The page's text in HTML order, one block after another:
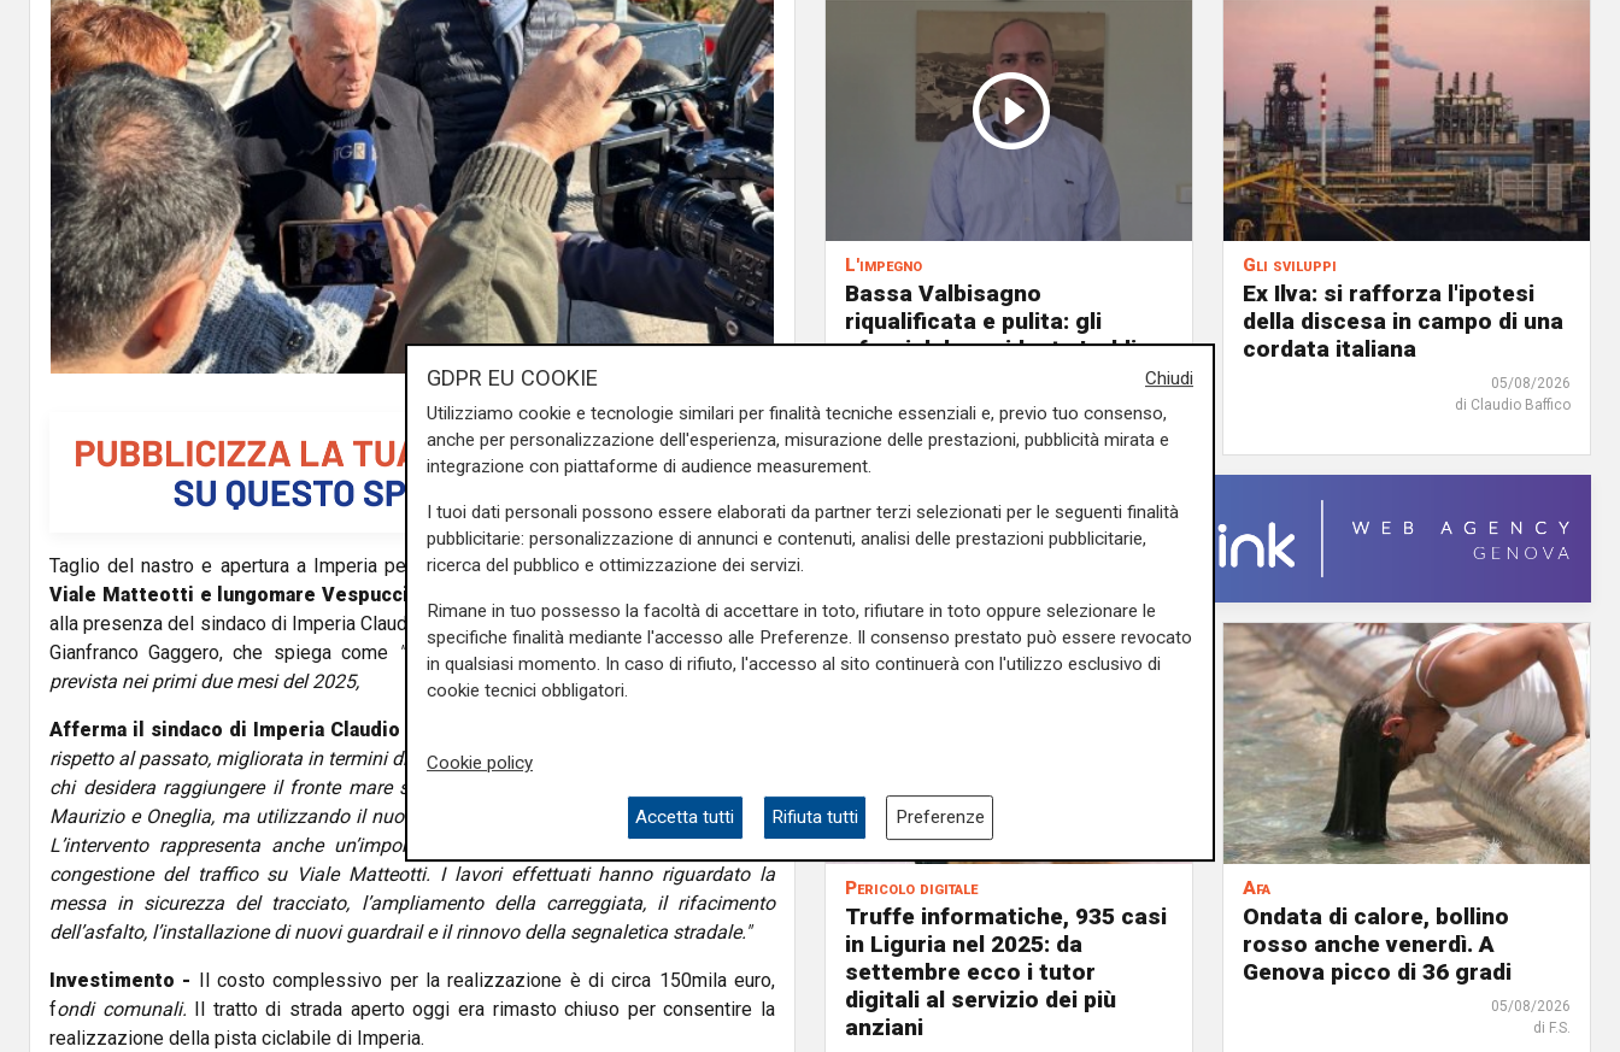
Taglio del nastro e apertura a Imperia per
la nuova bretella di collegamento tra
Viale Matteotti e lungomare Vespucci.
alla presenza del sindaco di Imperia Claudio Scajola e della'ssessore ai lavori pubblici
Gianfranco Gaggero, che spiega come"l'apertura completa della pista ciclabile è
prevista nei primi due mesi del 2025,
Afferma il sindaco di Imperia Claudio Scajola:
rispetto al passato, migliorata in termini di sicurezza e offre una valida alternativa per
chi desidera raggiungere il fronte mare senza dover transitare dagli snodi di Porto
Maurizio e Oneglia, ma utilizzando il nuovo sottopasso di Via Antica della Giustizia.
L’intervento rappresenta anche un’importante via di emergenza, utile in caso di
congestione del traffico su Viale Matteotti. I lavori effettuati hanno riguardato la
messa in sicurezza del tracciato, l’ampliamento della carreggiata, il rifacimento
dell’asfalto, l’installazione di nuovi guardrail e il rinnovo della segnaletica stradale."
Investimento - Il costo complessivo per la realizzazione è di circa 150mila euro,
fondi comunali.
Il tratto di strada aperto oggi era rimasto chiuso per consentire la
realizzazione della pista ciclabile di Imperia.
L'impegno
Bassa Valbisagno
riqualificata e pulita: gli
sforzi del presidente Ivaldi
05/08/2026
Gli sviluppi
Ex Ilva: si rafforza l'ipotesi
della discesa in campo di una
cordata italiana
05/08/2026
di Claudio Baffico
Pericolo digitale
Truffe informatiche, 935 casi
in Liguria nel 2025: da
settembre ecco i tutor
digitali al servizio dei più
anziani
Afa
Ondata di calore, bollino
rosso anche venerdì. A
Genova picco di 36 gradi
05/08/2026
di F.S.
Chiudi
GDPR EU COOKIE
Utilizziamo cookie e tecnologie similari per finalità tecniche essenziali e, previo tuo consenso,
anche per personalizzazione dell'esperienza, misurazione delle prestazioni, pubblicità mirata e
integrazione con piattaforme di audience measurement.
I tuoi dati personali possono essere elaborati da partner terzi selezionati per le seguenti finalità
pubblicitarie: personalizzazione di annunci e contenuti, analisi delle prestazioni pubblicitarie,
ricerca del pubblico e ottimizzazione dei servizi.
Rimane in tuo possesso la facoltà di accettare in toto, rifiutare in toto oppure selezionare le
specifiche finalità mediante l'accesso alle Preferenze. Il consenso prestato può essere revocato
in qualsiasi momento. In caso di rifiuto, l'accesso al sito continuerà con l'utilizzo esclusivo di
cookie tecnici obbligatori.
Cookie policy
Accetta tutti Rifiuta tutti Preferenze